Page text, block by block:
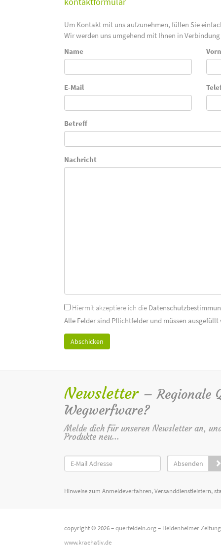
Um Kontakt mit uns aufzunehmen, füllen Sie
Wir werden uns umgehend mit Ihnen in
Name
E-Mail
Betreff
Nachricht
Hiermit akzeptiere ich die
Alle Felder sind Pflichtfelder und müssen ausgefüllt
Newsletter – Regionale
Wegwerfware?
Melde dich für unseren Newsletter an,
Produkte neu...
Absenden
Hinweise zum Anmeldeverfahren, Versanddienstleistern,
copyright © 2026 –querfeldein.org– Heidenheimer
www.kraehativ.de